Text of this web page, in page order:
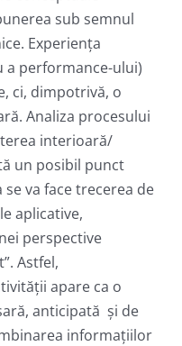
sub semnul
Experiența
a performance-ului)
ci, dimpotrivă, o
Analiza procesului
interioară/
un posibil punct
va face trecerea de
aplicative,
perspective
Astfel,
apare ca o
anticipată și de
informațiilor